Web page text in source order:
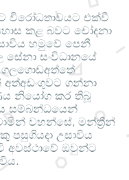
විරෝධතාවයට එක්වී
කළ බවට චෝදනා
හමුවේ පෙනී
සංවිධානයේ
අත්අඩංගුවට ගන්නා
නි‍යෝග කර තිබූ
සම්බන්ධයෙන්
වහන්සේ, මන්ත්‍රීන්
පසුගියදා උසාවිය
අවස්ථාවේ ඔවුන්ට